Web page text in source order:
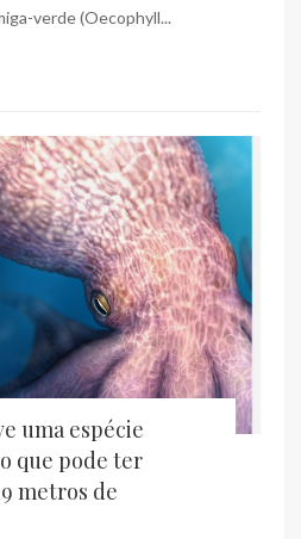
verde (Oecophyll...
uma espécie
que pode ter
metros de